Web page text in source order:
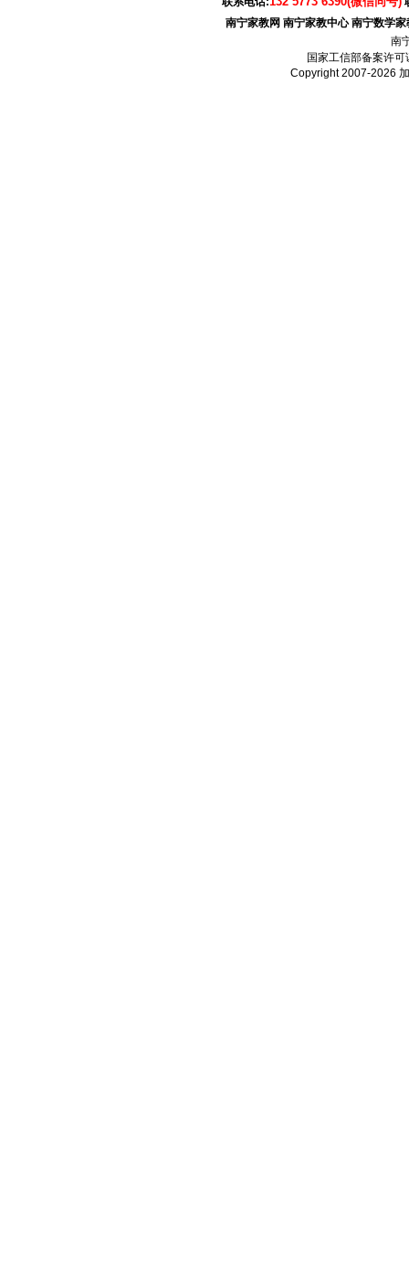
南宁家教网 南宁家教中心 南宁数学家
南
国家工信部备案许可
Copyright 2007-2026